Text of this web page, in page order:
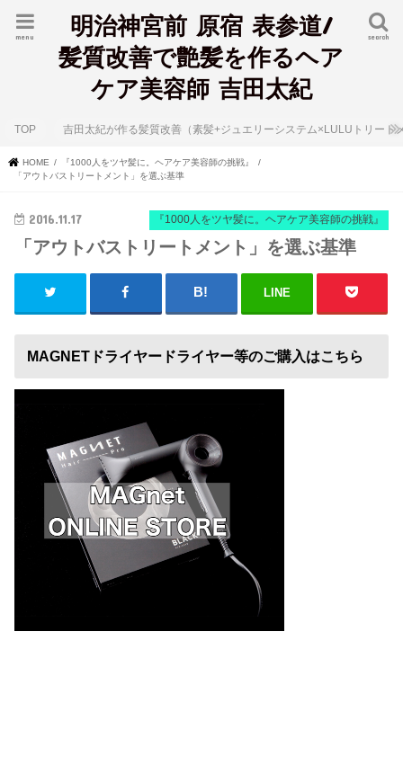
明治神宮前 原宿 表参道/
髪質改善で艶髪を作るヘア
ケア美容師 吉田太紀
search
menu
TOP 吉田太紀が作る髪質改善（素髪+ジュエリーシステム×LULUトリート
HOME
『1000人をツヤ髪に。ヘアケア美容師の挑戦』
「アウトバストリートメント」を選ぶ基準
『1000人をツヤ髪に。ヘアケア美容師の挑戦』
2016.11.17
「アウトバストリートメント」を選ぶ基準
LINE
MAGNETドライヤードライヤー等のご購入はこちら